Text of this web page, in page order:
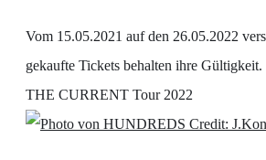
Vom 15.05.2021 auf den 26.05.2022
gekaufte Tickets behalten ihre Gültigkeit.
THE CURRENT Tour 2022
Credit: